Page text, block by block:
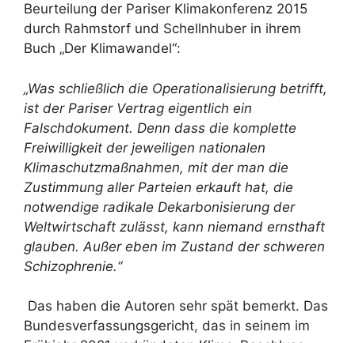
Beurteilung der Pariser Klimakonferenz 2015
durch Rahmstorf und Schellnhuber in ihrem
Buch „Der Klimawandel“:
„Was schließlich die Operationalisierung betrifft,
ist der Pariser Vertrag eigentlich ein
Falschdokument. Denn dass die komplette
Freiwilligkeit der jeweiligen nationalen
Klimaschutzmaßnahmen, mit der man die
Zustimmung aller Parteien erkauft hat, die
notwendige radikale Dekarbonisierung der
Weltwirtschaft zulässt, kann niemand ernsthaft
glauben. Außer eben im Zustand der schweren
Schizophrenie.“
Das haben die Autoren sehr spät bemerkt. Das
Bundesverfassungsgericht, das in seinem im